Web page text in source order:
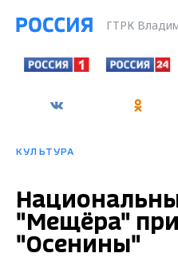
ГТРК
КУЛЬТУРА
"Мещёра"
"Осенины"